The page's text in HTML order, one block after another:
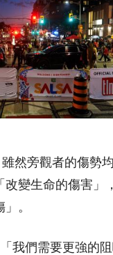
然旁觀者的傷勢
改變生命的傷害」
。
我們需要更強的